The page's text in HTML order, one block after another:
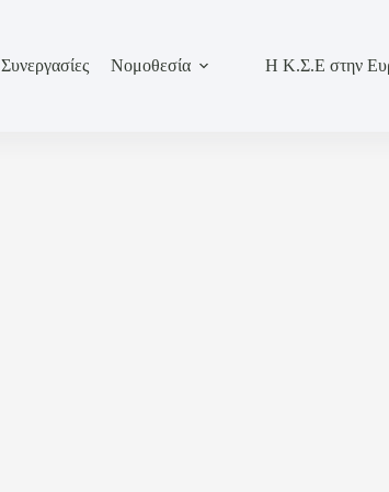
Συνεργασίες Νομοθεσία Η Κ.Σ.Ε στην